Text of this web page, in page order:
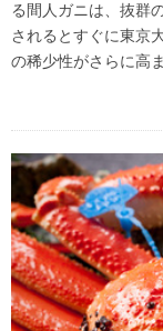
る間人ガニは、抜群
されるとすぐに東京
の稀少性がさらに高